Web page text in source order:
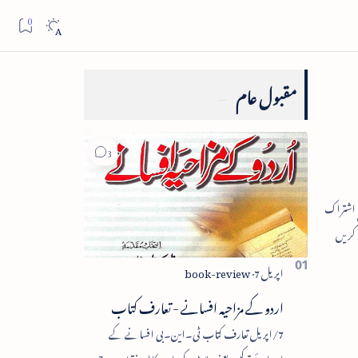
مقبول عام
اردو کے مزاحیہ افسانے - تعارف کتاب
7/اپریل تعارف کتاب ٹی۔این۔بی افسانے کے